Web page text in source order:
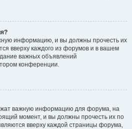
информацию, и вы должны прочесть их
вверху каждого из форумов и в вашем
важных объявлений
конференции.
важную информацию для форума, на
момент, и вы должны прочесть их по
вверху каждой страницы форума,